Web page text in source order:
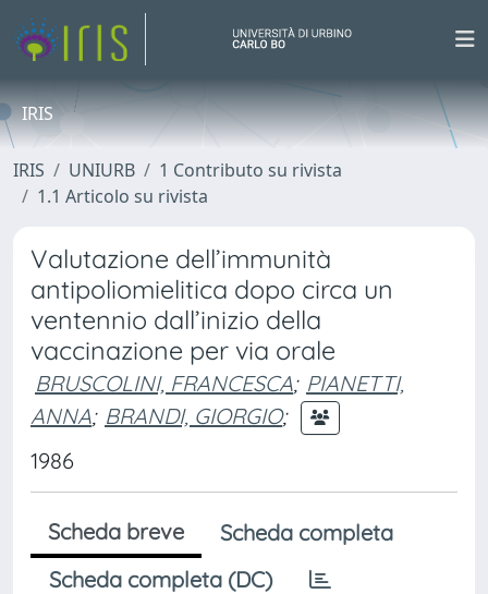
IRIS
IRIS UNIURB
1 Contributo su rivista
1.1 Articolo su rivista
Valutazione dell’immunità
antipoliomielitica dopo circa un
ventennio dall’inizio della
vaccinazione per via orale
BRUSCOLINI, FRANCESCA; PIANETTI,
ANNA; BRANDI, GIORGIO;
1986
Scheda breve
Scheda completa
Scheda completa (DC)